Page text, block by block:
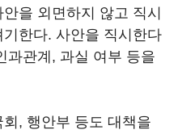
을 외면하지 않고 직시
한다. 사안을 직시한다
과관계, 과실 여부 등을
, 행안부 등도 대책을